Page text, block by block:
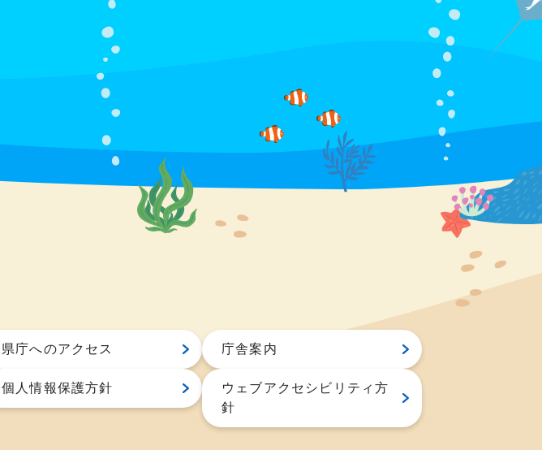
県庁へのアクセス 庁舎案内
個人情報保護方針
ウェブアクセシビリティ方
針